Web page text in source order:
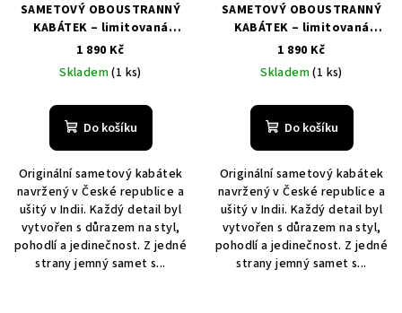
SAMETOVÝ OBOUSTRANNÝ
KABÁTEK – limitovaná
kolekce
1 890 Kč
Skladem(1 ks)
Do košíku
Originální sametový kabátek
navržený v České republice a
ušitý v Indii. Každý detail byl
vytvořen s důrazem na styl,
pohodlí a jedinečnost. Z jedné
strany jemný samet s...
SAMETOVÝ OBOUSTRANNÝ
KABÁTEK – limitovaná
kolekce
1 890 Kč
Skladem(1 ks)
Do košíku
Originální sametový kabátek
navržený v České republice a
ušitý v Indii. Každý detail byl
vytvořen s důrazem na styl,
pohodlí a jedinečnost. Z jedné
strany jemný samet s...